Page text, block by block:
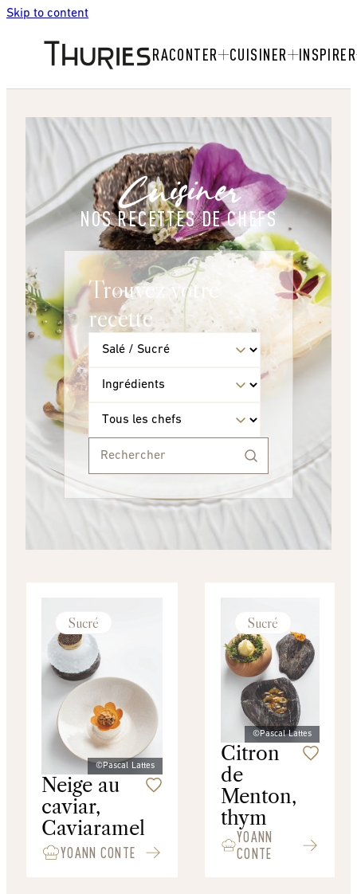
Skip to content
RACONTER CUISINER INSPIRER
Cuisiner
NOS RECETTES DE CHEFS
Trouvez votre
recette
©Pascal Lattes
Sucré
Neige au
caviar,
Caviaramel
YOANN CONTE
©Pascal Lattes
Sucré
Citron
de
Menton,
thym
YOANN
CONTE